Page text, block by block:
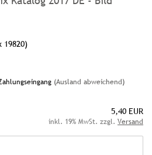
19820)
(Ausland abweichend)
5,40 EUR
inkl. 19% MwSt. zzgl. Versand